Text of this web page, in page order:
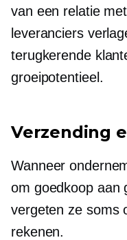
van een relatie
leveranciers
terugkerende
groeipotentieel.
Verzending
Wanneer
om goedkoop aan
vergeten ze soms
rekenen.